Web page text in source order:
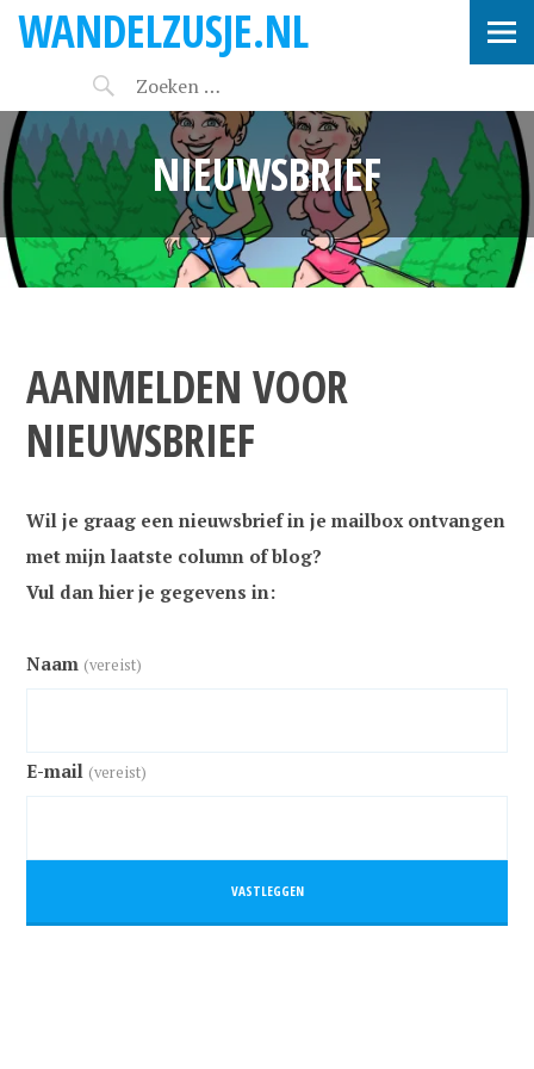
WANDELZUSJE.NL
NIEUWSBRIEF
AANMELDEN VOOR
NIEUWSBRIEF
Wil je graag een nieuwsbrief in je mailbox ontvangen
met mijn laatste column of blog?
Vul dan hier je gegevens in:
Naam (vereist)
E-mail (vereist)
VASTLEGGEN